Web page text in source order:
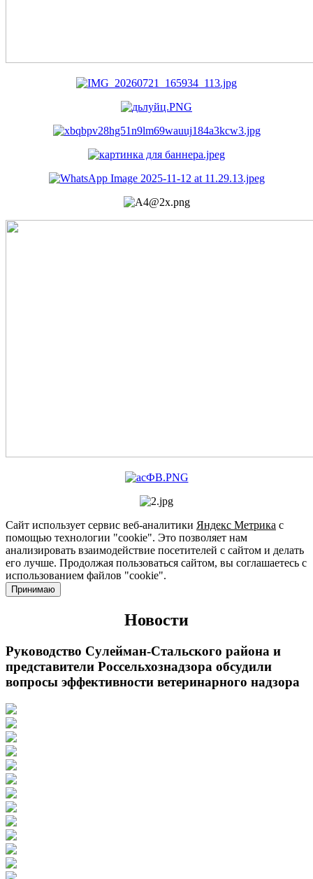
Сайт использует сервис веб-аналитики Яндекс Метрика с
помощью технологии "cookie". Это позволяет нам
анализировать взаимодействие посетителей с сайтом и делать
его лучше. Продолжая пользоваться сайтом, вы соглашаетесь с
использованием файлов "cookie".
Принимаю
Новости
Руководство Сулейман-Стальского района и
представители Россельхознадзора обсудили
вопросы эффективности ветеринарного надзора